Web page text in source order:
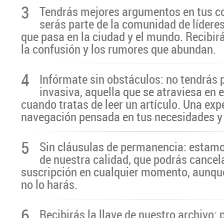
3 Tendrás mejores argumentos en tus
serás parte de la comunidad de
que pasa en la ciudad y el mundo.
la confusión y los rumores que abundan.
4 Infórmate sin obstáculos: no tendrás
invasiva, aquella que se atraviesa en
cuando tratas de leer un artículo. Una
navegación pensada en tus necesidades
5 Sin cláusulas de permanencia:
de nuestra calidad, que podrás
suscripción en cualquier momento,
no lo harás.
Recibirás la llave de nuestro archivo: